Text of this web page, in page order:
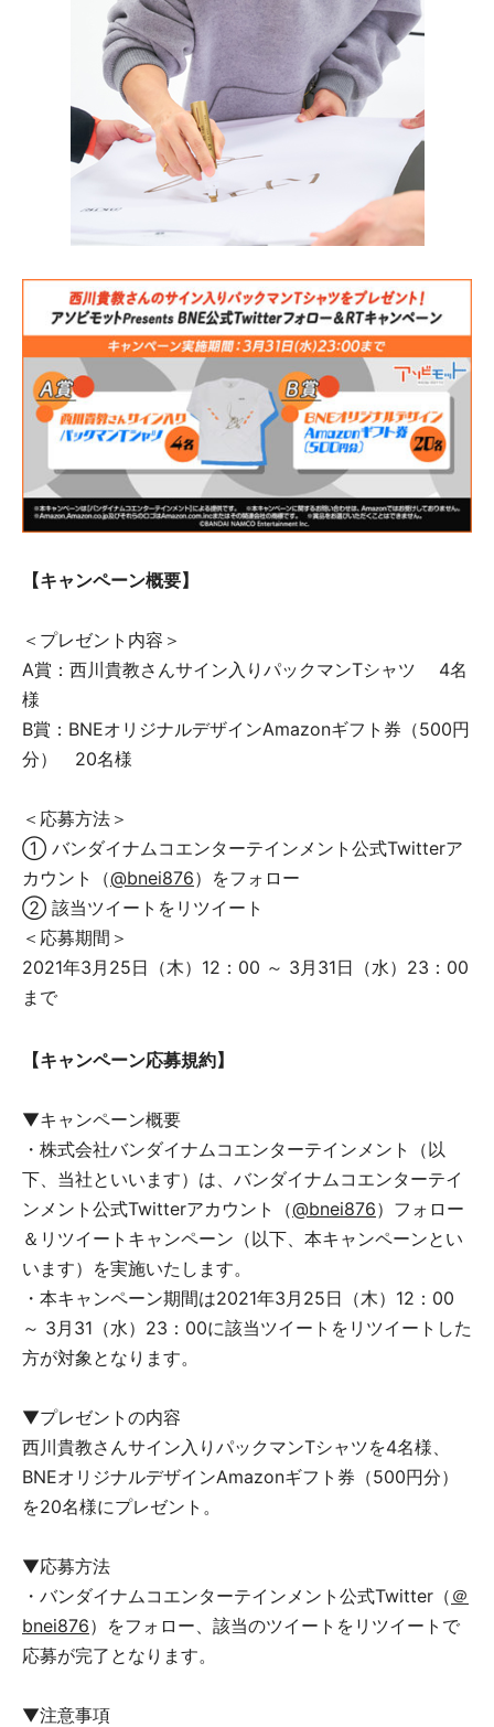
【キャンペーン概要】
＜プレゼント内容＞
A賞：西川貴教さんサイン入りパックマンTシャツ 4名
様
B賞：BNEオリジナルデザインAmazonギフト券（500円
分） 20名様
＜応募方法＞
① バンダイナムコエンターテインメント公式Twitterア
カウント（@bnei876）をフォロー
② 該当ツイートをリツイート
＜応募期間＞
2021年3月25日（木）12：00 ～ 3月31日（水）23：00
まで
【キャンペーン応募規約】
▼キャンペーン概要
・株式会社バンダイナムコエンターテインメント（以
下、当社といいます）は、バンダイナムコエンターテイ
ンメント公式Twitterアカウント（@bnei876）フォロー
＆リツイートキャンペーン（以下、本キャンペーンとい
います）を実施いたします。
・本キャンペーン期間は2021年3月25日（木）12：00
～ 3月31（水）23：00に該当ツイートをリツイートした
方が対象となります。
▼プレゼントの内容
西川貴教さんサイン入りパックマンTシャツを4名様、
BNEオリジナルデザインAmazonギフト券（500円分）
を20名様にプレゼント。
▼応募方法
・バンダイナムコエンターテインメント公式Twitter（ ＠
bnei876）をフォロー、該当のツイートをリツイートで
応募が完了となります。
▼注意事項